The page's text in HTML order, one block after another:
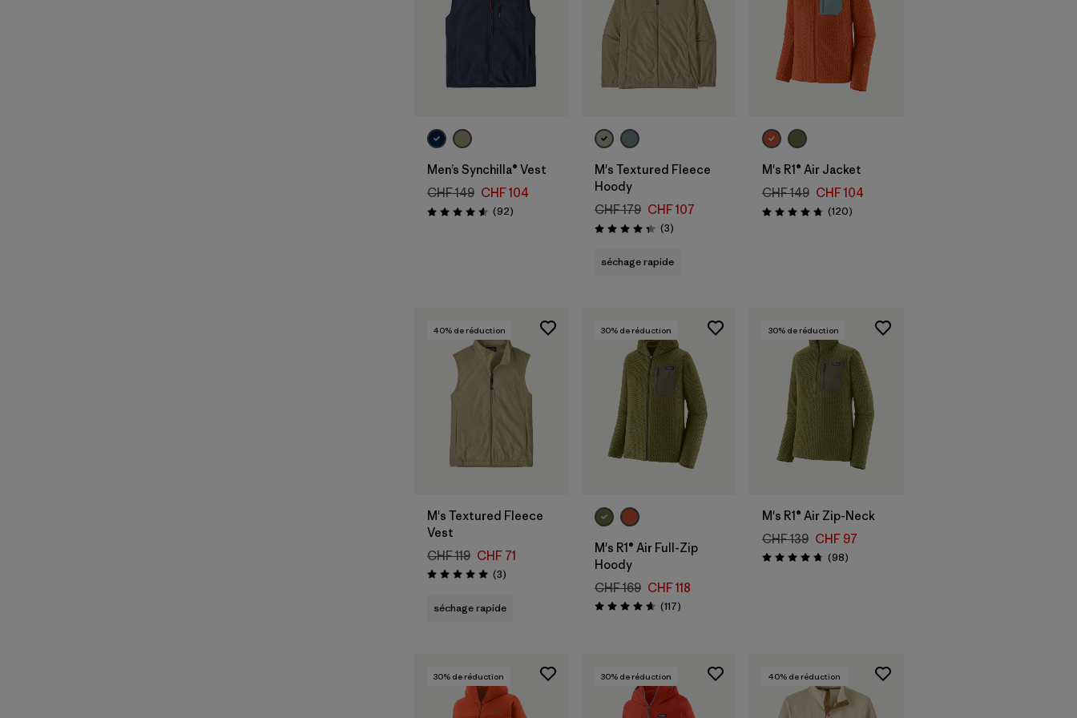
Men’s Synchilla® Vest
CHF 149 CHF 104
Évaluation: 4.6 / 5
(92Avis
)
M's Textured Fleece
Hoody
CHF 179 CHF 107
Évaluation: 4.3 / 5
(3Avis
)
séchage rapide
M's R1® Air Jacket
CHF 149 CHF 104
Évaluation: 4.7 / 5
(120Avis
)
40% de réduction
M's Textured Fleece
Vest
CHF 119 CHF 71
Évaluation: 5.0 / 5
(3Avis
)
séchage rapide
30% de réduction
M's R1® Air Full-Zip
Hoody
CHF 169 CHF 118
Évaluation: 4.7 / 5
(117Avis
)
30% de réduction
M's R1® Air Zip-Neck
CHF 139 CHF 97
Évaluation: 4.8 / 5
(98Avis
)
30% de réduction 30% de réduction 40% de réduction